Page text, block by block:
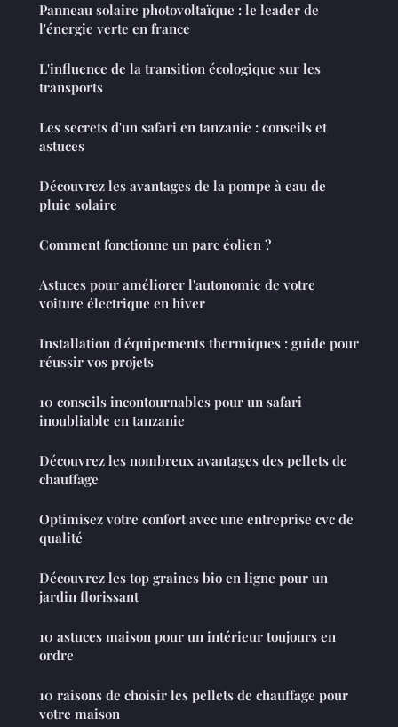
Panneau solaire photovoltaïque : le leader de
l'énergie verte en france
L'influence de la transition écologique sur les
transports
Les secrets d'un safari en tanzanie : conseils et
astuces
Découvrez les avantages de la pompe à eau de
pluie solaire
Comment fonctionne un parc éolien ?
Astuces pour améliorer l'autonomie de votre
voiture électrique en hiver
Installation d'équipements thermiques : guide pour
réussir vos projets
10 conseils incontournables pour un safari
inoubliable en tanzanie
Découvrez les nombreux avantages des pellets de
chauffage
Optimisez votre confort avec une entreprise cvc de
qualité
Découvrez les top graines bio en ligne pour un
jardin florissant
10 astuces maison pour un intérieur toujours en
ordre
10 raisons de choisir les pellets de chauffage pour
votre maison